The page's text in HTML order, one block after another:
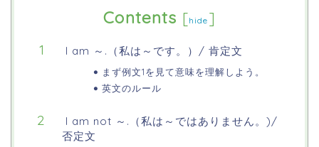
Contents [hide ]
I am ～.（私は～です。）/ 肯定文
まず例文1を見て意味を理解しよう。
英文のルール
I am not ～.（私は～ではありません。)/
否定文